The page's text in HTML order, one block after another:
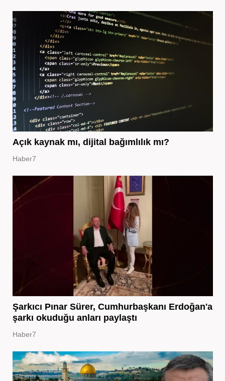
Açık kaynak mı, dijital bağımlılık mı?
Haber7
Şarkıcı Pınar Sürer, Cumhurbaşkanı Erdoğan'a
şarkı okuduğu anları paylaştı
Haber7